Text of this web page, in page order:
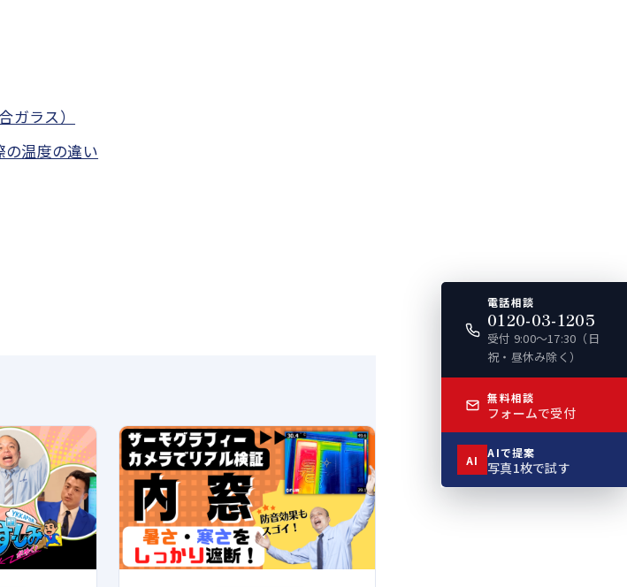
ガラス）
温度の違い
電話相談
0120-03-1205
受付 9:00〜17:30（日
祝・昼休み除く）
無料相談
フォームで受付
AI AIで提案
写真1枚で試す